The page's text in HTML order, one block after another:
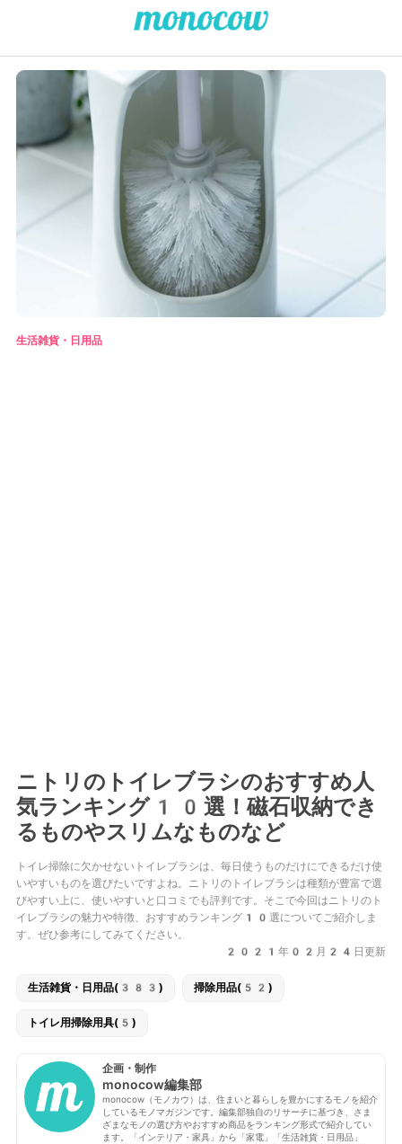
生活雑貨・日用品
ニトリのトイレブラシのおすすめ人
気ランキング10選！磁石収納でき
るものやスリムなものなど
トイレ掃除に欠かせないトイレブラシは、毎日使うものだけにできるだけ使
いやすいものを選びたいですよね。ニトリのトイレブラシは種類が豊富で選
びやすい上に、使いやすいと口コミでも評判です。そこで今回はニトリのト
イレブラシの魅力や特徴、おすすめランキング10選についてご紹介しま
す。ぜひ参考にしてみてください。
2021年02月24日更新
生活雑貨・日用品(383) 掃除用品(52)
トイレ用掃除用具(5)
企画・制作
monocow編集部
monocow（モノカウ）は、住まいと暮らしを豊かにするモノを紹介
しているモノマガジンです。編集部独自のリサーチに基づき、さま
ざまなモノの選び方やおすすめ商品をランキング形式で紹介してい
ます。「インテリア・家具」から「家電」「生活雑貨・日用品」